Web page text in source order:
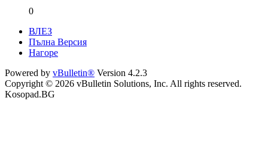
0
ВЛЕЗ
Пълна Версия
Нагоре
Powered by vBulletin® Version 4.2.3
Copyright © 2026 vBulletin Solutions, Inc. All rights reserved.
Kosopad.BG